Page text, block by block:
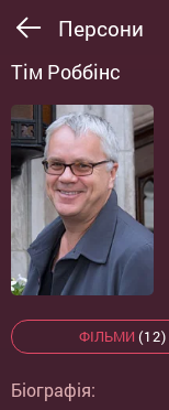
Персони
Тім Роббінс
ФІЛЬМИ (12)
Біографія: